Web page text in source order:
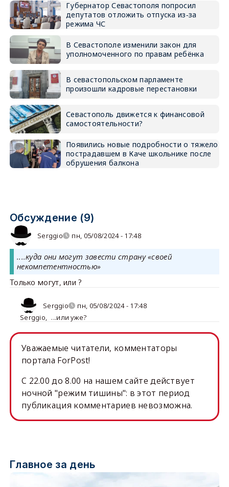
Губернатор Севастополя попросил
депутатов отложить отпуска из‑за
режима ЧС
В Севастополе изменили закон для
уполномоченного по правам ребёнка
В севастопольском парламенте
произошли кадровые перестановки
Севастополь движется к финансовой
самостоятельности?
Появились новые подробности о тяжело
пострадавшем в Каче школьнике после
обрушения балкона
Обсуждение (9)
Serggio пн, 05/08/2024 - 17:48
....куда они могут завести страну «своей
некомпетентностью»
Только могут, или ?
Serggio
пн, 05/08/2024 - 17:48
Serggio, ...или уже?
Уважаемые читатели, комментаторы
портала ForPost!
C 22.00 до 8.00 на нашем сайте действует
ночной "режим тишины": в этот период
публикация комментариев невозможна.
Главное за день